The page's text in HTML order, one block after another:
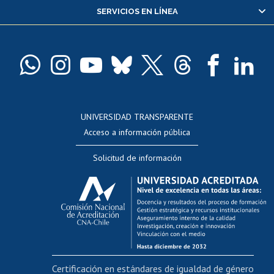
Pago de arancel y crédito alumnos
Docentes
Perfeccionamiento
Editar Portafolio Académico
Evaluación docente
Calificación académica
Postulación al AUCAI
Funcionarias/os
Cursos internos de capacitación
Bienestar del personal
Portal de movilidad interna
SERVICIOS EN LÍNEA
UNIVERSIDAD TRANSPARENTE
Acceso a información pública
Solicitud de información
Certificación en estándares de igualdad de género